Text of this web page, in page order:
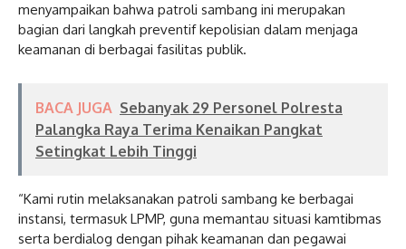
menyampaikan bahwa patroli sambang ini merupakan
bagian dari langkah preventif kepolisian dalam menjaga
keamanan di berbagai fasilitas publik.
BACA JUGA Sebanyak 29 Personel Polresta
Palangka Raya Terima Kenaikan Pangkat
Setingkat Lebih Tinggi
“Kami rutin melaksanakan patroli sambang ke berbagai
instansi, termasuk LPMP, guna memantau situasi kamtibmas
serta berdialog dengan pihak keamanan dan pegawai